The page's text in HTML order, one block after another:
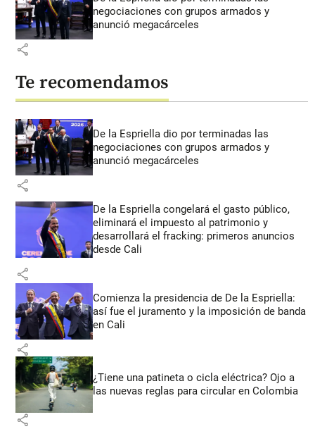
negociaciones con grupos armados y
anunció megacárceles
share
Te recomendamos
De la Espriella dio por terminadas las
negociaciones con grupos armados y
anunció megacárceles
share
De la Espriella congelará el gasto público,
eliminará el impuesto al patrimonio y
desarrollará el fracking: primeros anuncios
desde Cali
share
Comienza la presidencia de De la Espriella:
así fue el juramento y la imposición de banda
en Cali
share
¿Tiene una patineta o cicla eléctrica? Ojo a
las nuevas reglas para circular en Colombia
share